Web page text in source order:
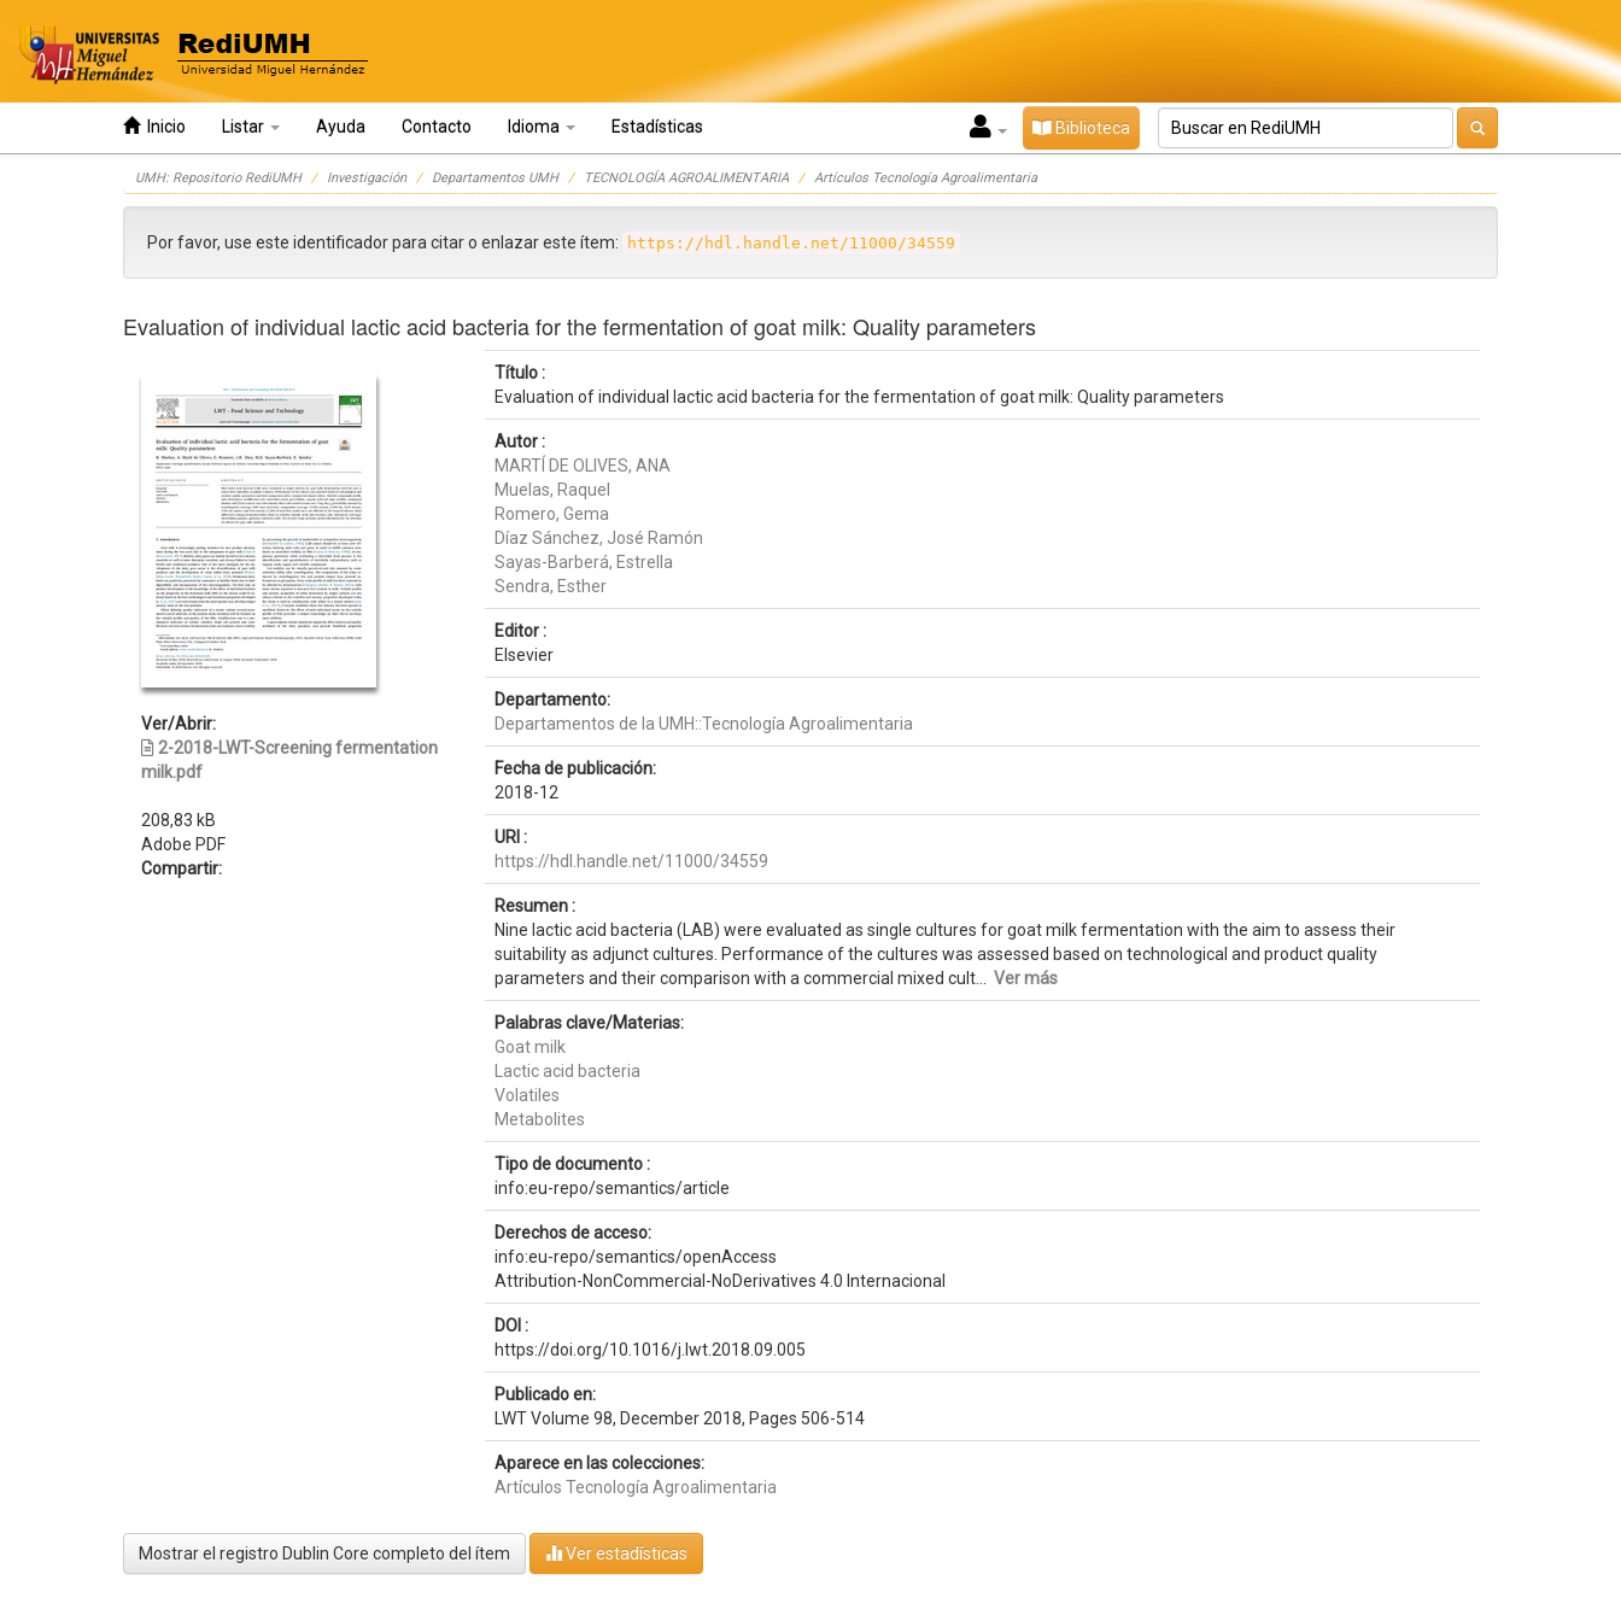
Inicio Listar Ayuda Contacto Idioma Estadísticas Biblioteca
UMH: Repositorio RediUMH Investigación Departamentos UMH TECNOLOGÍA AGROALIMENTARIA Artículos Tecnología Agroalimentaria
Por favor, use este identificador para citar o enlazar este ítem: https://hdl.handle.net/11000/34559
Evaluation of individual lactic acid bacteria for the fermentation of goat milk: Quality parameters
Ver/Abrir:
2-2018-LWT-Screening fermentation
milk.pdf
208,83 kB
Adobe PDF
Compartir:
Título :
Evaluation of individual lactic acid bacteria for the fermentation of goat milk: Quality parameters
Autor :
MARTÍ DE OLIVES, ANA
Muelas, Raquel
Romero, Gema
Díaz Sánchez, José Ramón
Sayas-Barberá, Estrella
Sendra, Esther
Editor :
Elsevier
Departamento:
Departamentos de la UMH::Tecnología Agroalimentaria
Fecha de publicación:
2018-12
URI :
https://hdl.handle.net/11000/34559
Resumen :
Nine lactic acid bacteria (LAB) were evaluated as single cultures for goat milk fermentation with the aim to assess their
suitability as adjunct cultures. Performance of the cultures was assessed based on technological and product quality
parameters and their comparison with a commercial mixed cult... Ver más
Palabras clave/Materias:
Goat milk
Lactic acid bacteria
Volatiles
Metabolites
Tipo de documento :
info:eu-repo/semantics/article
Derechos de acceso:
info:eu-repo/semantics/openAccess
Attribution-NonCommercial-NoDerivatives 4.0 Internacional
DOI :
https://doi.org/10.1016/j.lwt.2018.09.005
Publicado en:
LWT Volume 98, December 2018, Pages 506-514
Aparece en las colecciones:
Artículos Tecnología Agroalimentaria
Mostrar el registro Dublin Core completo del ítem Ver estadísticas